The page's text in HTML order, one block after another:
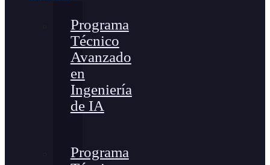
Programa
Técnico
Avanzado
en
Ingeniería
de IA
Programa